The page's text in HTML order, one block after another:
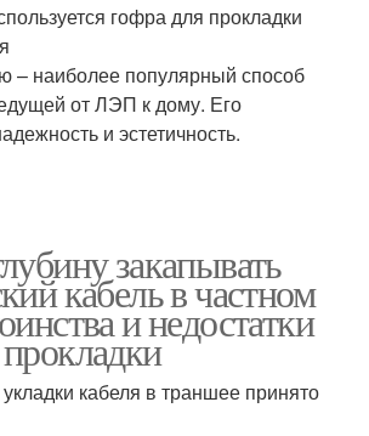
гофра для прокладки
– наиболее популярный способ
от ЛЭП к дому. Его
и эстетичность.
закапывать
кабель в частном
и недостатки
кабеля в траншее принято